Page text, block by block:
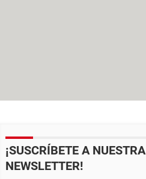
¡SUSCRÍBETE A NUESTRA
NEWSLETTER!